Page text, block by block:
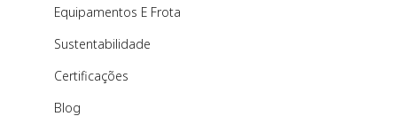
Equipamentos E Frota
Sustentabilidade
Certificações
Blog